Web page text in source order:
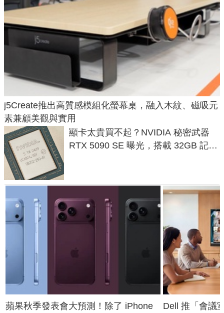
j5Create推出高質感模組化螢幕桌，融入木紋、磁吸元
素兼顧美觀與實用
顯卡太貴買不起？NVIDIA 秘密武器
RTX 5090 SE 曝光，搭載 32GB 記憶
蘋果秋季發表會大預測！除了 iPhone
Dell 推「會議